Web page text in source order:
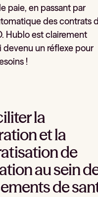
paie, en passant par
des contrats
Hublo est clairement
devenu un réflexe pour
!
la
et la
de
au sein
de